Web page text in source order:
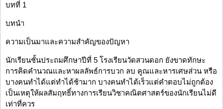
บทที่ 1
บทนำ
ความเป็นมาและความสำคัญของปัญหา
นักเรียนชั้นประถมศึกษาปีที่ 5 โรงเรียนวัดสวนดอก ยังขาดทักษะ
การคิดคำนวณและหาผลลัพธ์การบวก ลบ คูณและหารเศษส่วน หรือ
บางคนทำได้แต่ทำได้ช้ามาก บางคนทำได้เร็วแต่คำตอบไม่ถูกต้อง
เป็นเหตุให้ผลสัมฤทธิ์ทางการเรียนวิชาคณิตศาสตร์ของนักเรียนไม่ดี
เท่าที่ควร